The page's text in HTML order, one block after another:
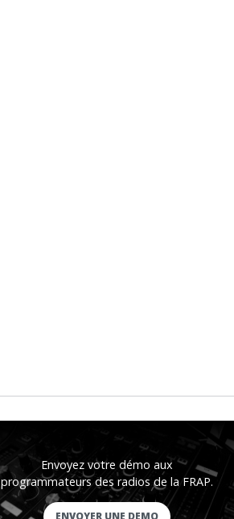
Envoyez votre démo aux
programmateurs des radios de la FRAP.
ENVOYER UNE DEMO